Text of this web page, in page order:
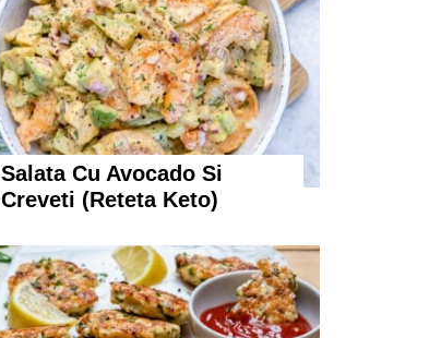
Salata Cu Avocado Si
Creveti (Reteta Keto)